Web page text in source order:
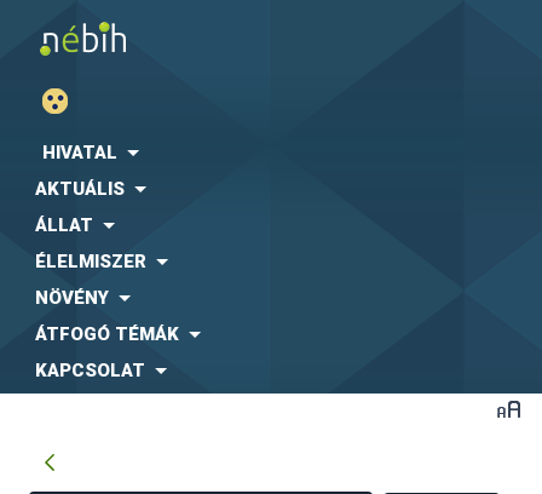
HIVATAL
AKTUÁLIS
ÁLLAT
ÉLELMISZER
NÖVÉNY
ÁTFOGÓ TÉMÁK
KAPCSOLAT